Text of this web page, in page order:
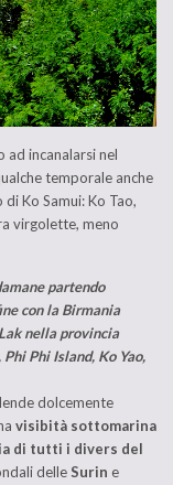
ad incanalarsi nel
temporale anche
Ko Samui: Ko Tao,
virgolette, meno
partendo
con la Birmania
nella provincia
Phi Island, Ko Yao,
dolcemente
visibità sottomarina
di tutti i divers del
delleSurin e